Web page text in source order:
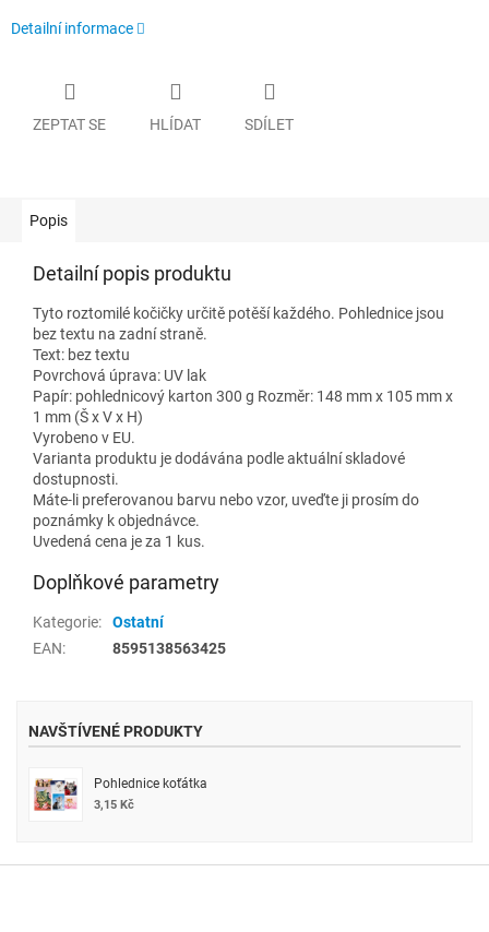
Detailní informace
ZEPTAT SE HLÍDAT SDÍLET
Popis
Detailní popis produktu
Tyto roztomilé kočičky určitě potěší každého. Pohlednice jsou
bez textu na zadní straně.
Text: bez textu
Povrchová úprava: UV lak
Papír: pohlednicový karton 300 g Rozměr: 148 mm x 105 mm x
1 mm (Š x V x H)
Vyrobeno v EU.
Varianta produktu je dodávána podle aktuální skladové
dostupnosti.
Máte-li preferovanou barvu nebo vzor, uveďte ji prosím do
poznámky k objednávce.
Uvedená cena je za 1 kus.
Doplňkové parametry
Kategorie:
Ostatní
EAN: 8595138563425
NAVŠTÍVENÉ PRODUKTY
Pohlednice koťátka
3,15 Kč